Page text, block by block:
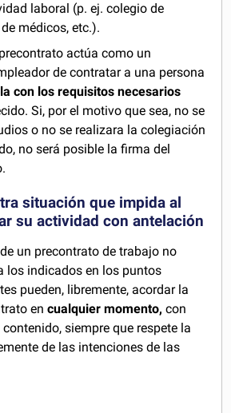
laboral (p. ej. colegio de
médicos, etc.).
actúa como un
de contratar a una persona
con los requisitos necesarios
Si, por el motivo que sea, no se
o no se realizara la colegiación
no será posible la firma del
situación que impida al
su actividad con antelación
un precontrato de trabajo no
los indicados en los puntos
pueden, libremente, acordar la
encualquier momento, con
siempre que respete la
de las intenciones de las